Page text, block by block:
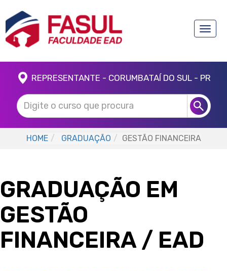
Toggle
REPRESENTANTE - CORUMBATAÍ DO SUL - PR
HOME GRADUAÇÃO GESTÃO FINANCEIRA
GRADUAÇÃO EM
GESTÃO
FINANCEIRA / EAD